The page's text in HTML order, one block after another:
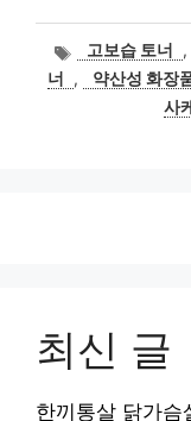
태고보습 토너 ,
너
, 약산성 화장
사
최신 글
한끼통살 닭가슴